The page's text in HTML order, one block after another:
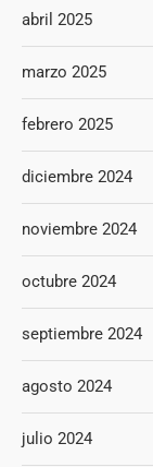
abril 2025
marzo 2025
febrero 2025
diciembre 2024
noviembre 2024
octubre 2024
septiembre 2024
agosto 2024
julio 2024